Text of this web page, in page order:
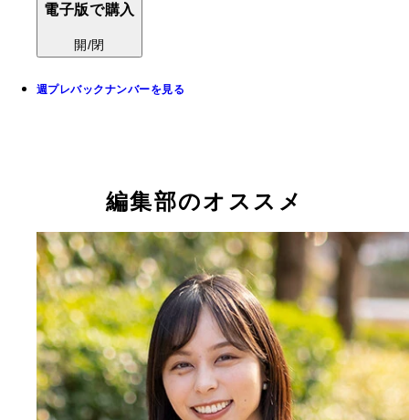
電子版で購入
開/閉
週プレバックナンバーを見る
編集部のオススメ